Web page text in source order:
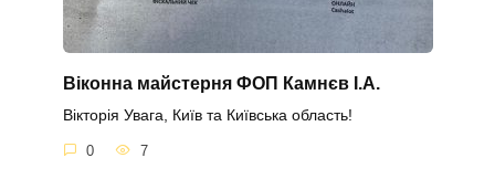
Віконна майстерня ФОП Камнєв І.А.
Вікторія Увага, Київ та Київська область!
0 7